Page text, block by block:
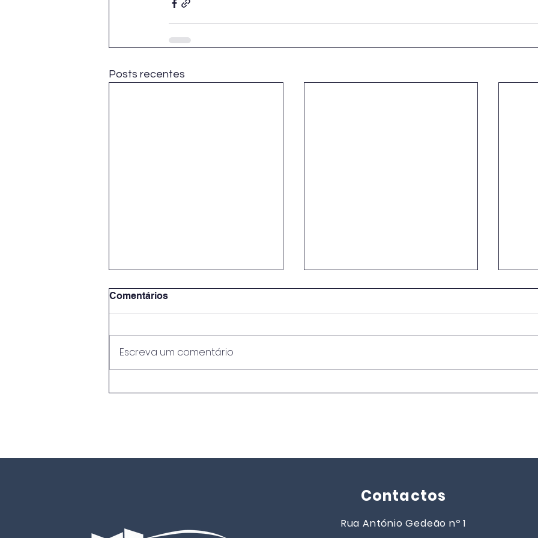
Posts recentes
Comentários
Escreva um comentário
Contactos
Rua António Gedeão nº 1